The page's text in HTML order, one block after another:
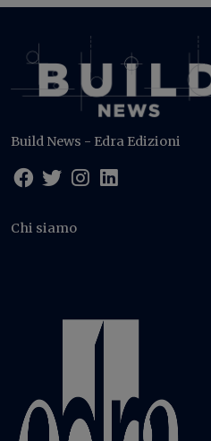
Build News - Edra Edizioni
Chi siamo